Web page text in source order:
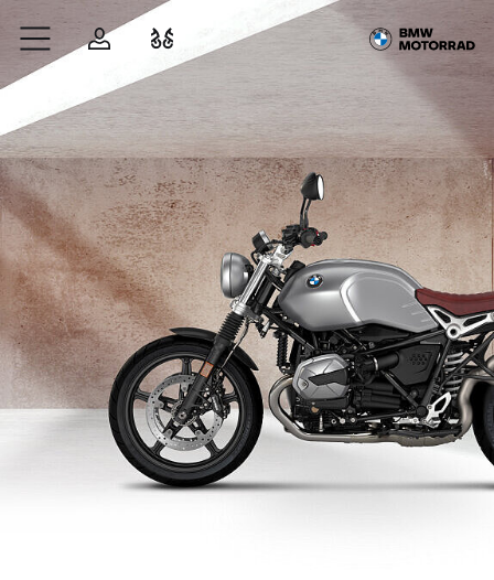
Zum Hauptinhalt springen
AnmeldenFahrzeugvergleich